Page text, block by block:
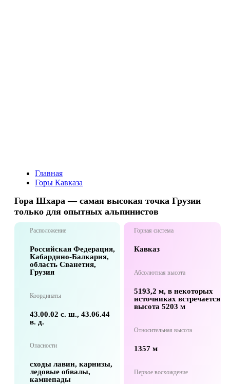
Главная
Горы Кавказа
Гора Шхара — самая высокая точка Грузии
только для опытных альпинистов
Расположение
Российская Федерация,
Кабардино-Балкария,
область Сванетия,
Грузия
Координаты
43.00.02 с. ш., 43.06.44
в. д.
Опасности
сходы лавин, карнизы,
ледовые обвалы,
камнепады
Горная система
Кавказ
Абсолютная высота
5193,2 м, в некоторых
источниках встречается
высота 5203 м
Относительная высота
1357 м
Первое восхождение